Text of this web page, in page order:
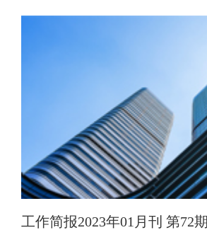
工作简报2023年01月刊 第72期